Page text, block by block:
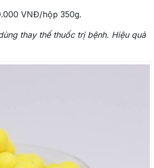
VNĐ/hộp 350g.
thay thế thuốc trị bệnh. Hiệu quả